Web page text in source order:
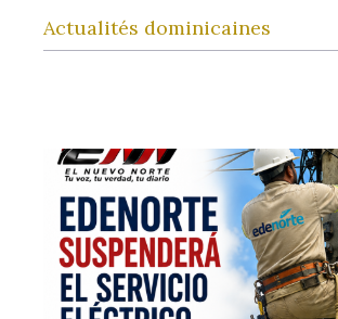
Actualités dominicaines